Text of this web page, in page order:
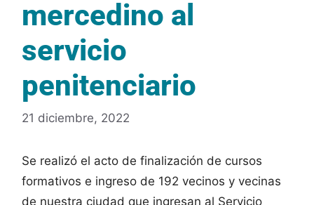
mercedino al
servicio
penitenciario
21 diciembre, 2022
Se realizó el acto de finalización de cursos
formativos e ingreso de 192 vecinos y vecinas
de nuestra ciudad que ingresan al Servicio